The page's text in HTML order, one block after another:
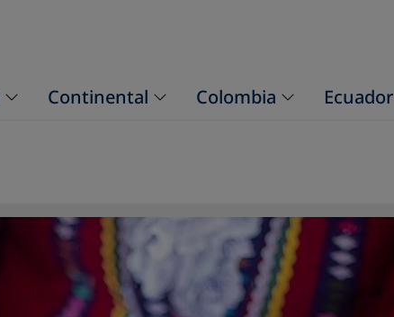
Continental Colombia Ecuador